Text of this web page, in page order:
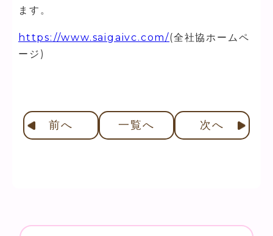
ます。
https://www.saigaivc.com/(全社協ホームペ
ージ)
前へ 一覧へ 次へ